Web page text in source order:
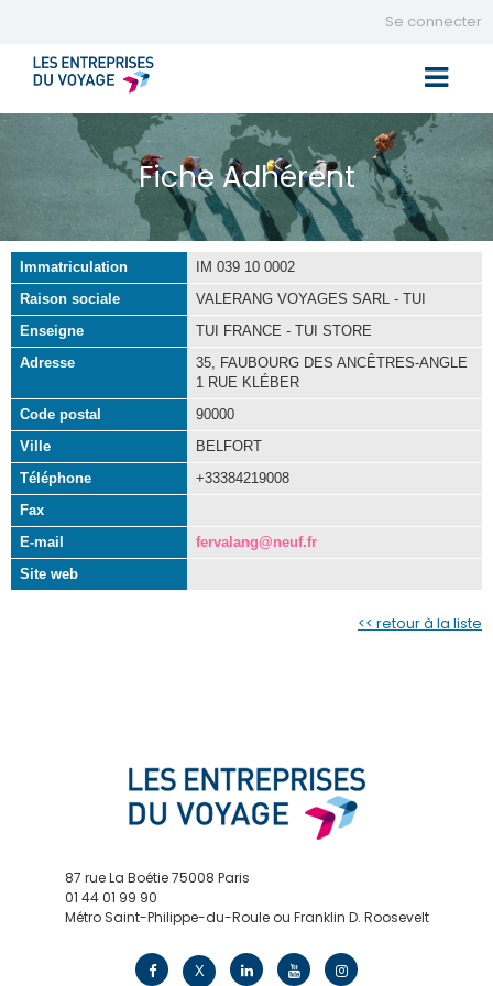
Se connecter
Fiche Adhérent
Immatriculation
IM 039 10 0002
Raison sociale
VALERANG VOYAGES SARL - TUI
Enseigne
TUI FRANCE - TUI STORE
Adresse
35, FAUBOURG DES ANCÊTRES-ANGLE
1 RUE KLÉBER
Code postal
90000
Ville
BELFORT
Téléphone
+33384219008
Fax
E-mail
fervalang@neuf.fr
Site web
<< retour à la liste
87 rue La Boétie 75008 Paris
01 44 01 99 90
Métro Saint-Philippe-du-Roule ou Franklin D. Roosevelt
X